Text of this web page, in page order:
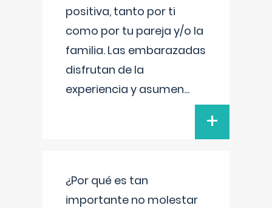
positiva, tanto por ti
como por tu pareja y/o la
familia. Las embarazadas
disfrutan de la
experiencia y asumen...
+
¿Por qué es tan
importante no molestar